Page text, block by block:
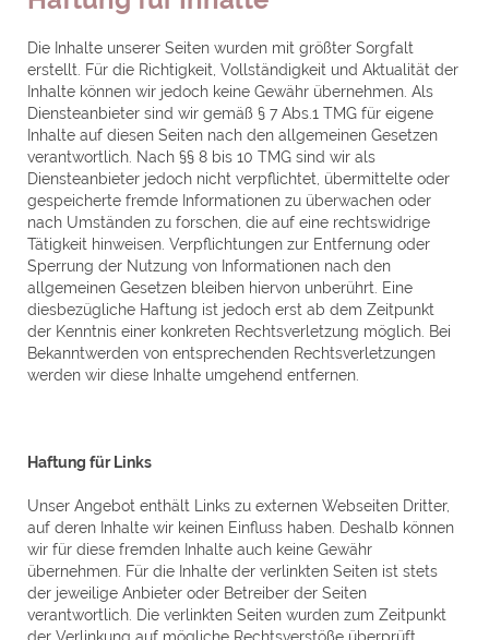
Die Inhalte unserer Seiten wurden mit größter Sorgfalt
erstellt. Für die Richtigkeit, Vollständigkeit und Aktualität der
Inhalte können wir jedoch keine Gewähr übernehmen. Als
Diensteanbieter sind wir gemäß § 7 Abs.1 TMG für eigene
Inhalte auf diesen Seiten nach den allgemeinen Gesetzen
verantwortlich. Nach §§ 8 bis 10 TMG sind wir als
Diensteanbieter jedoch nicht verpflichtet, übermittelte oder
gespeicherte fremde Informationen zu überwachen oder
nach Umständen zu forschen, die auf eine rechtswidrige
Tätigkeit hinweisen. Verpflichtungen zur Entfernung oder
Sperrung der Nutzung von Informationen nach den
allgemeinen Gesetzen bleiben hiervon unberührt. Eine
diesbezügliche Haftung ist jedoch erst ab dem Zeitpunkt
der Kenntnis einer konkreten Rechtsverletzung möglich. Bei
Bekanntwerden von entsprechenden Rechtsverletzungen
werden wir diese Inhalte umgehend entfernen.
Haftung für Links
Unser Angebot enthält Links zu externen Webseiten Dritter,
auf deren Inhalte wir keinen Einfluss haben. Deshalb können
wir für diese fremden Inhalte auch keine Gewähr
übernehmen. Für die Inhalte der verlinkten Seiten ist stets
der jeweilige Anbieter oder Betreiber der Seiten
verantwortlich. Die verlinkten Seiten wurden zum Zeitpunkt